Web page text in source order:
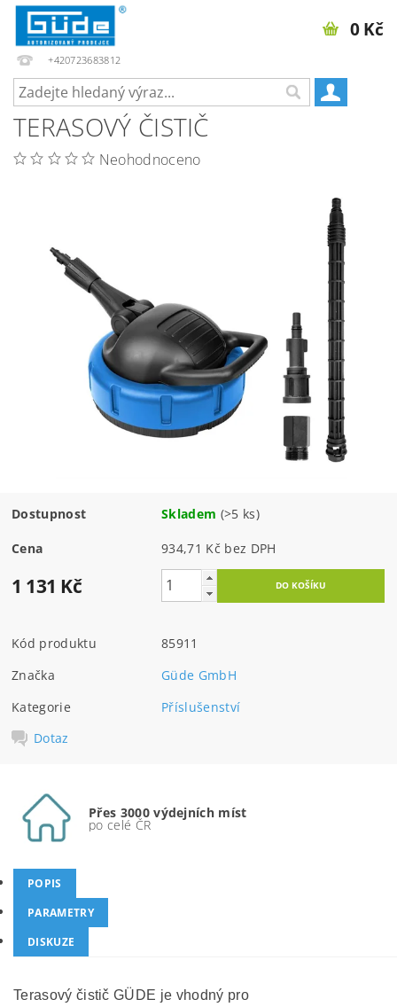
+420723683812
0 Kč
TERASOVÝ ČISTIČ
Neohodnoceno
Dostupnost Skladem (>5 ks)
Cena 934,71 Kč bez DPH
1 131 Kč
Kód produktu
85911
Značka
Güde GmbH
Kategorie
Příslušenství
Dotaz
Přes 3000 výdejních míst
po celé ČR
POPIS
PARAMETRY
DISKUZE
Terasový čistič GÜDE je vhodný pro